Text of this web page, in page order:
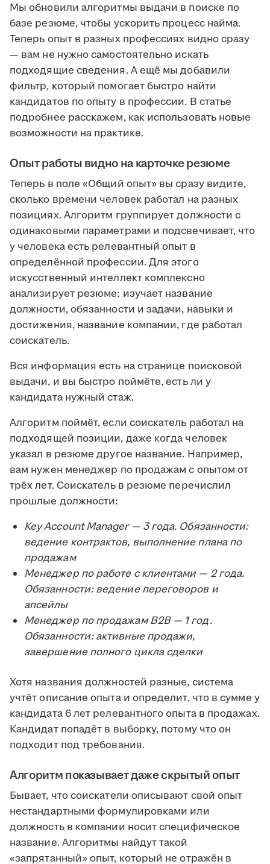
Мы обновили алгоритмы выдачи в поиске по
базе резюме, чтобы ускорить процесс найма.
Теперь опыт в разных профессиях видно сразу
— вам не нужно самостоятельно искать
подходящие сведения. А ещё мы добавили
фильтр, который помогает быстро найти
кандидатов по опыту в профессии. В статье
подробнее расскажем, как использовать новые
возможности на практике.
Опыт работы видно на карточке резюме
Теперь в поле «Общий опыт» вы сразу видите,
сколько времени человек работал на разных
позициях. Алгоритм группирует должности с
одинаковыми параметрами и подсвечивает, что
у человека есть релевантный опыт в
определённой профессии. Для этого
искусственный интеллект комплексно
анализирует резюме: изучает название
должности, обязанности и задачи, навыки и
достижения, название компании, где работал
соискатель.
Вся информация есть на странице поисковой
выдачи, и вы быстро поймёте, есть ли у
кандидата нужный стаж.
Алгоритм поймёт, если соискатель работал на
подходящей позиции, даже когда человек
указал в резюме другое название. Например,
вам нужен менеджер по продажам с опытом от
трёх лет. Соискатель в резюме перечислил
прошлые должности:
Key Account Manager — 3 года. Обязанности:
ведение контрактов, выполнение плана по
продажам
Менеджер по работе с клиентами — 2 года.
Обязанности: ведение переговоров и
апсейлы
Менеджер по продажам B2B — 1 год.
Обязанности: активные продажи,
завершение полного цикла сделки
Хотя названия должностей разные, система
учтёт описание опыта и определит, что в сумме у
кандидата 6 лет релевантного опыта в продажах.
Кандидат попадёт в выборку, потому что он
подходит под требования.
Алгоритм показывает даже скрытый опыт
Бывает, что соискатели описывают свой опыт
нестандартными формулировками или
должность в компании носит специфическое
название. Алгоритмы найдут такой
«запрятанный» опыт, который не отражён в